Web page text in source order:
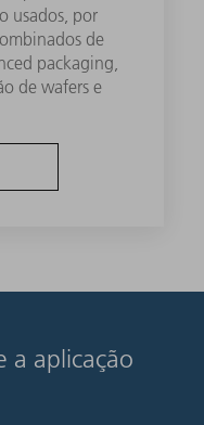
usados, por
de
packaging,
de wafers e
a aplicação